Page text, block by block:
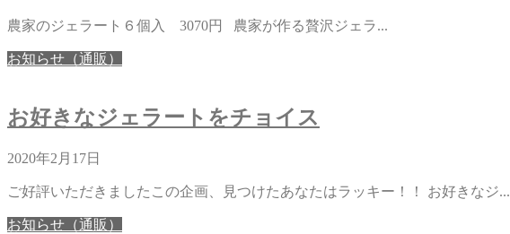
農家のジェラート６個入 3070円 農家が作る贅沢ジェラ...
お知らせ（通販）
お好きなジェラートをチョイス
2020年2月17日
ご好評いただきましたこの企画、見つけたあなたはラッキー！！ お好きなジ...
お知らせ（通販）